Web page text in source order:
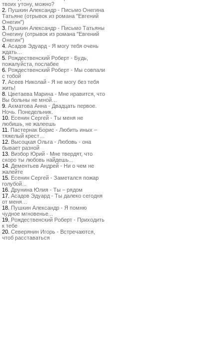
твоих утону, можно?
2. Пушкин Александр - Письмо Онегина
Татьяне (отрывок из романа "Евгений
Онегин")
3. Пушкин Александр - Письмо Татьяны
Онегину (отрывок из романа "Евгений
Онегин")
4. Асадов Эдуард - Я могу тебя очень
ждать…
5. Рождественский Роберт - Будь,
пожалуйста, послабее
6. Рождественский Роберт - Мы совпали
с тобой
7. Асеев Николай - Я не могу без тебя
жить!
8. Цветаева Марина - Мне нравится, что
Вы больны не мной…
9. Ахматова Анна - Двадцать первое.
Ночь. Понедельник.
10. Есенин Сергей - Ты меня не
любишь, не жалеешь
11. Пастернак Борис - Любить иных –
тяжелый крест…
12. Высоцкая Ольга - Любовь - она
бывает разной
13. Визбор Юрий - Мне твердят, что
скоро ты любовь найдешь...
14. Дементьев Андрей - Ни о чем не
жалейте
15. Есенин Сергей - Заметался пожар
голубой...
16. Друнина Юлия - Ты – рядом
17. Асадов Эдуард - Ты далеко сегодня
от меня…
18. Пушкин Александр - Я помню
чудное мгновенье...
19. Рождественский Роберт - Приходить
к тебе
20. Северянин Игорь - Встречаются,
чтоб расставаться